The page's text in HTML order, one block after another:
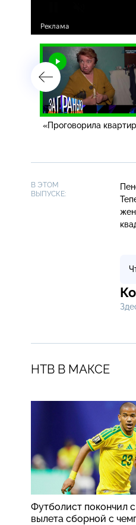
«Проговорила
В ЭТОМ
ВЫПУСКЕ:
НТВ В МАКСЕ
Футболист покончил
вылета сборной с